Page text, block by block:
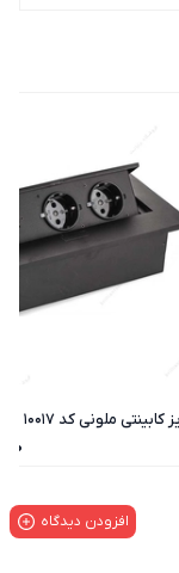
کابینتی ملونی کد 10017
افزودن دیدگاه